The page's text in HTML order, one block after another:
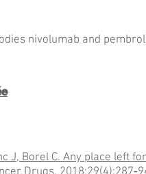
nivolumab and
J, Borel C. Any place left